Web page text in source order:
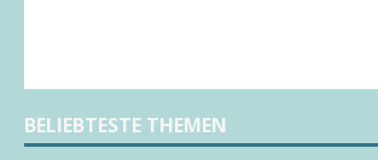
BELIEBTESTE THEMEN